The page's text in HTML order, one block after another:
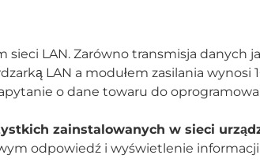
LAN. Zarówno transmisja danych
LAN a modułem zasilania wynosi
o dane towaru do
zainstalowanych w sieci
odpowiedź i wyświetlenie informacji